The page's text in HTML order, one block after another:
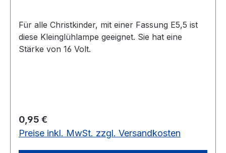
Für alle Christkinder, mit einer Fassung E5,5 ist
diese Kleinglühlampe geeignet. Sie hat eine
Stärke von 16 Volt.
Regulärer Preis:
0,95 €
Preise inkl. MwSt. zzgl. Versandkosten